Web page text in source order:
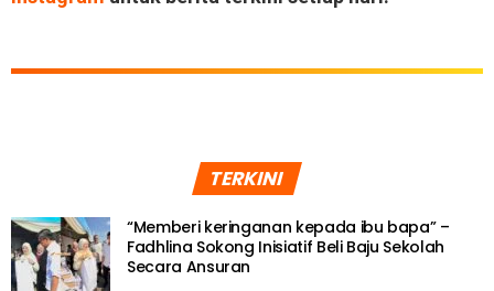
TERKINI
“Memberi keringanan kepada ibu bapa” –
Fadhlina Sokong Inisiatif Beli Baju Sekolah
Secara Ansuran